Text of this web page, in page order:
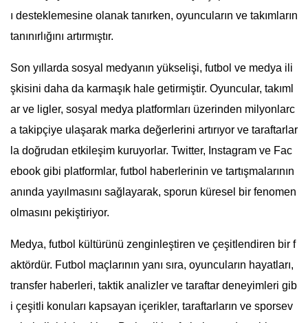
ı desteklemesine olanak tanırken, oyuncuların ve takımların
tanınırlığını artırmıştır.
Son yıllarda sosyal medyanın yükselişi, futbol ve medya ili
şkisini daha da karmaşık hale getirmiştir. Oyuncular, takıml
ar ve ligler, sosyal medya platformları üzerinden milyonlarc
a takipçiye ulaşarak marka değerlerini artırıyor ve taraftarlar
la doğrudan etkileşim kuruyorlar. Twitter, Instagram ve Fac
ebook gibi platformlar, futbol haberlerinin ve tartışmalarının
anında yayılmasını sağlayarak, sporun küresel bir fenomen
olmasını pekiştiriyor.
Medya, futbol kültürünü zenginleştiren ve çeşitlendiren bir f
aktördür. Futbol maçlarının yanı sıra, oyuncuların hayatları,
transfer haberleri, taktik analizler ve taraftar deneyimleri gib
i çeşitli konuları kapsayan içerikler, taraftarların ve sporsev